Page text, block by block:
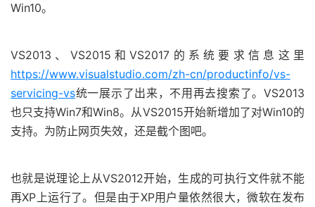
Win10。
VS2013、VS2015和VS2017的系统要求信息这里
https://www.visualstudio.com/zh-cn/productinfo/vs-
servicing-vs统一展示了出来，不用再去搜索了。VS2013
也只支持Win7和Win8。从VS2015开始新增加了对Win10的
支持。为防止网页失效，还是截个图吧。
也就是说理论上从VS2012开始，生成的可执行文件就不能
再XP上运行了。但是由于XP用户量依然很大，微软在发布